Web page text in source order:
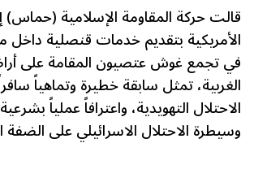
قالت حركة المقاومة الإسلامية (حماس)
الأمريكية بتقديم خدمات قنصلية
في تجمع غوش عتصيون المقامة على
الغربية، تمثل سابقة خطيرة وتماهياً
الاحتلال التهويدية، واعترافاً عملياً
وسيطرة الاحتلال الاسرائيلي على الضفة